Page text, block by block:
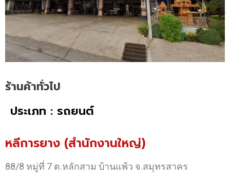
ร้านค้าทั่วไป
ประเภท : รถยนต์
หลีการยาง (สำนักงานใหญ่)
88/8 หมู่ที่ 7 ต.หลักสาม บ้านแพ้ว จ.สมุทรสาคร